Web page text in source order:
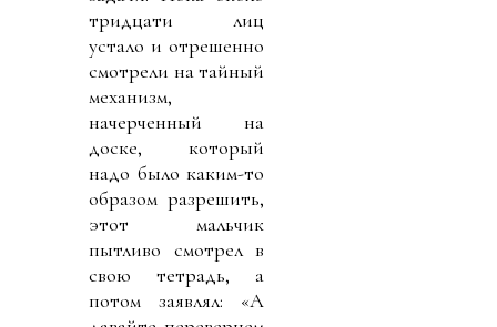
тридцати лиц
устало и отрешенно
смотрели на тайный
механизм,
начерченный на
доске, который
надо было каким-то
образом разрешить,
этот мальчик
пытливо смотрел в
свою тетрадь, а
потом заявлял: «А